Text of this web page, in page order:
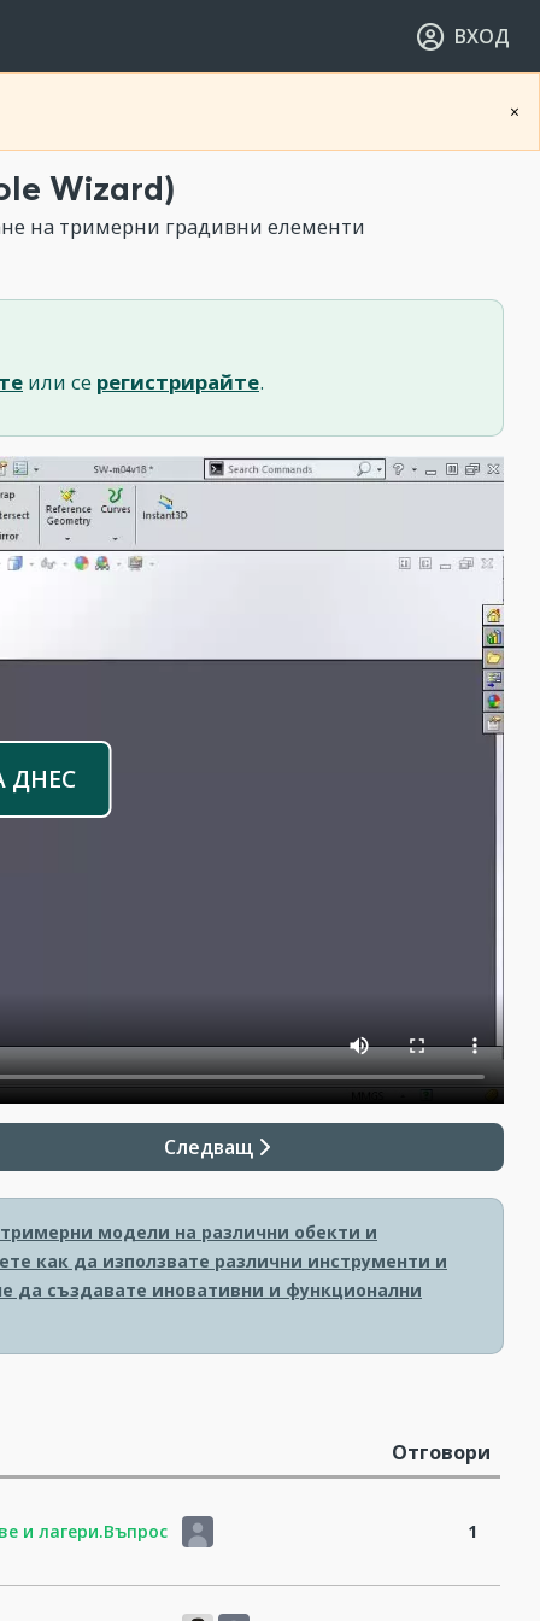
ВХОД
×
Wizard)
на тримерни градивни елементи
или се регистрирайте.
ДНЕС
Следващ
модели на различни обекти и
как да използвате различни инструменти и
да създавате иновативни и функционални
Отговори
и лагери.Въпрос 1